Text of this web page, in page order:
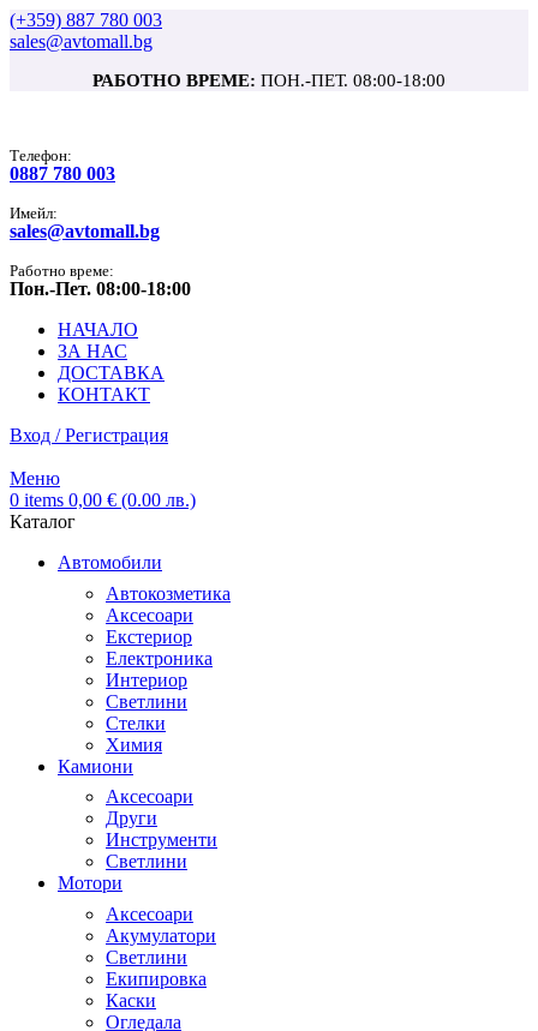
(+359) 887 780 003
sales@avtomall.bg
РАБОТНО ВРЕМЕ: ПОН.-ПЕТ. 08:00-18:00
Tелефон:
0887 780 003
Имейл:
sales@avtomall.bg
Работно време:
Пон.-Пет. 08:00-18:00
НАЧАЛО
ЗА НАС
ДОСТАВКА
КОНТАКТ
Вход / Регистрация
Меню
0 items 0,00 € (0.00 лв.)
Каталог
Автомобили
Автокозметика
Аксесоари
Екстериор
Електроника
Интериор
Светлини
Стелки
Химия
Камиони
Аксесоари
Други
Инструменти
Светлини
Мотори
Аксесоари
Акумулатори
Светлини
Екипировка
Каски
Огледала